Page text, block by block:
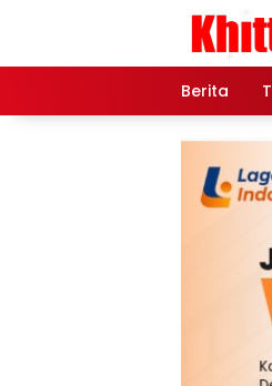
Berita